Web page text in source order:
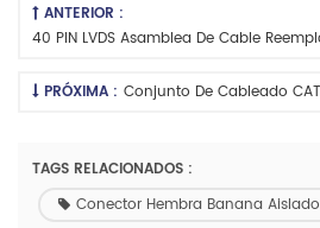
ANTERIOR :
PRÓXIMA :
TAGS RELACIONADOS :
Conector Hembra Banana Aislado